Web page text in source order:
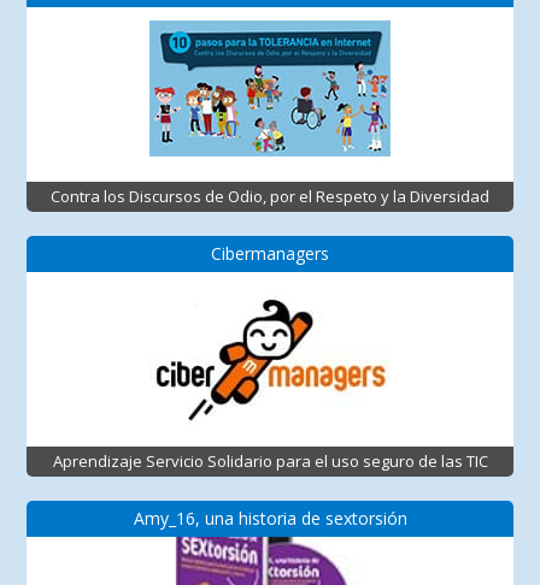
Contra los Discursos de Odio, por el Respeto y la Diversidad
Cibermanagers
Aprendizaje Servicio Solidario para el uso seguro de las TIC
Amy_16, una historia de sextorsión